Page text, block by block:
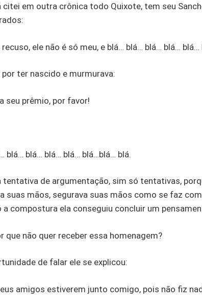
citei em outra crônica todo Quixote, tem seu
ele não é só meu, e blá… blá… blá… blá… blá…
ter nascido e murmurava:
seu prêmio, por favor!
blá… blá… blá… blá… blá…blá… blá.
tentativa de argumentação, sim só tentativas,
suas mãos, segurava suas mãos como se faz
a compostura ela conseguiu concluir um
que não quer receber essa homenagem?
de falar ele se explicou:
amigos estiverem junto comigo, pois não fiz